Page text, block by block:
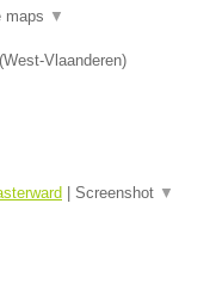
maps ▼
(West-Vlaanderen)
Screenshot ▼